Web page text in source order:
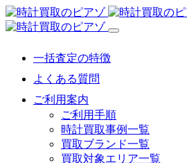
一括査定の特徴
よくある質問
ご利用案内
ご利用手順
時計買取事例一覧
買取ブランド一覧
買取対象エリア一覧